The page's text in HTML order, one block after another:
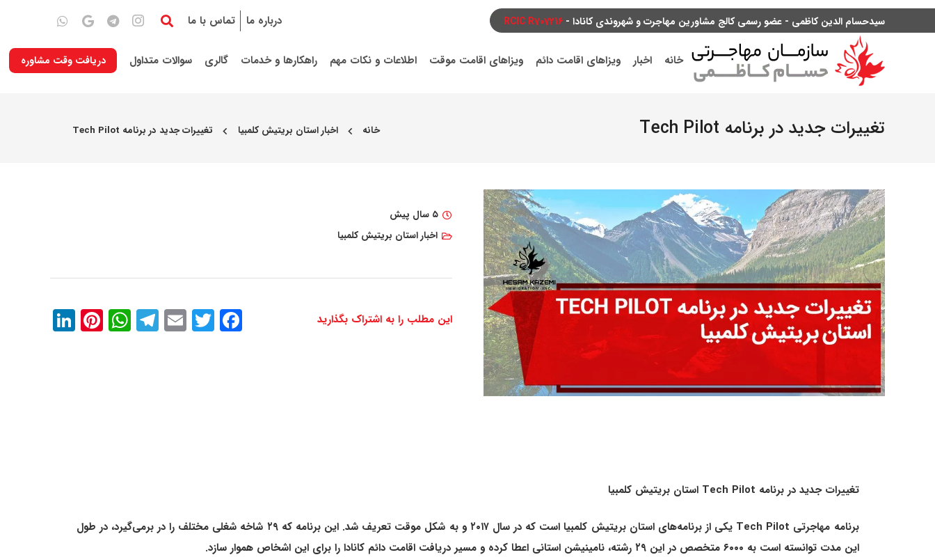
سیدحسام الدین کاظمی - عضو رسمی کالج مشاورین مهاجرت و شهروندی کانادا - RCIC R707216 درباره ما تماس با ما
خانه اخبار ویزاهای اقامت دائم ویزاهای اقامت موقت اطلاعات و نکات مهم راهکارها و خدمات گالری سوالات متداول دریافت وقت مشاوره
تغییرات جدید در برنامه Tech Pilot خانه chevron_left اخبار استان بریتیش کلمبیا chevron_left تغییرات جدید در برنامه Tech Pilot
۵ سال پیش
اخبار استان بریتیش کلمبیا
این مطلب را به اشتراک بگذارید Facebook
Twitter
Email
Telegram
WhatsApp
تغییرات جدید در برنامه Tech Pilot استان بریتیش کلمبیا
برنامه مهاجرتی Tech Pilot یکی از برنامه‌های استان بریتیش کلمبیا است که در سال ۲۰۱۷ و به شکل موقت تعریف شد. این برنامه که ۲۹ شاخه شغلی مختلف را در برمی‌گیرد، در طول
این مدت توانسته است به ۶۰۰۰ متخصص در این ۲۹ رشته، نامینیشن استانی اعطا کرده و مسیر دریافت اقامت دائم کانادا را برای این اشخاص هموار سازد.